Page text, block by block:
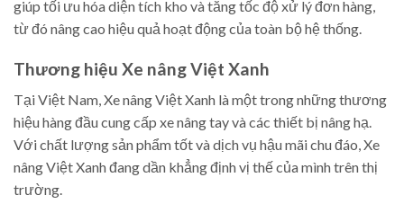
giúp tối ưu hóa diện tích kho và tăng tốc độ xử lý đơn hàng,
từ đó nâng cao hiệu quả hoạt động của toàn bộ hệ thống.
Thương hiệu Xe nâng Việt Xanh
Tại Việt Nam, Xe nâng Việt Xanh là một trong những thương
hiệu hàng đầu cung cấp xe nâng tay và các thiết bị nâng hạ.
Với chất lượng sản phẩm tốt và dịch vụ hậu mãi chu đáo, Xe
nâng Việt Xanh đang dần khẳng định vị thế của mình trên thị
trường.